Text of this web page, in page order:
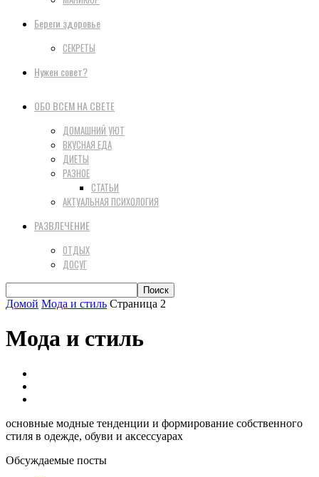
Береги здоровье
СЕКРЕТЫ
Нужен совет?
ОБО ВСЕМ НА СВЕТЕ
ДОМАШНИЙ УЮТ
ВКУСНАЯ ЕДА
ДИЕТЫ
РАЗНОЕ
СТАТЬИ
АКТУАЛЬНАЯ ПСИХОЛОГИЯ
РАЗВЛЕЧЕНИЕ
ОТДЫХ
ДОСУГ
Домой Мода и стиль Страница 2
Мода и стиль
основные модные тенденции и формирование собственного
стиля в одежде, обуви и аксессуарах
Обсуждаемые посты